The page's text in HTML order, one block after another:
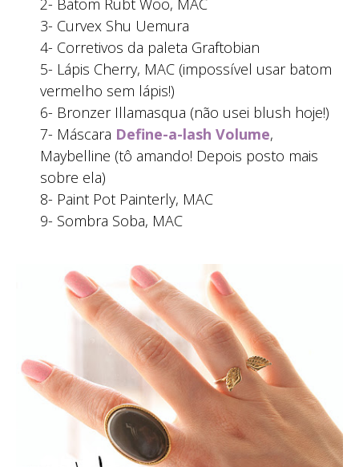
2- Batom Rubt Woo, MAC
3- Curvex Shu Uemura
4- Corretivos da paleta Graftobian
5- Lápis Cherry, MAC (impossível usar batom
vermelho sem lápis!)
6- Bronzer Illamasqua (não usei blush hoje!)
7- Máscara Define-a-lash Volume,
Maybelline (tô amando! Depois posto mais
sobre ela)
8- Paint Pot Painterly, MAC
9- Sombra Soba, MAC